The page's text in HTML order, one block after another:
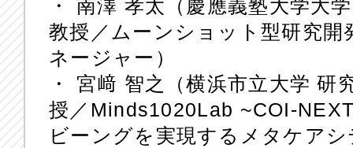
・ 南澤 孝太（慶應義塾大学大
教授／ムーンショット型研究
ネージャー）
・ 宮﨑 智之（横浜市立大学 研
授／Minds1020Lab ~COI-
ビーングを実現するメタケア